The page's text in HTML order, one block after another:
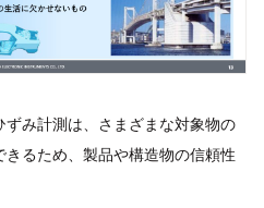
み計測は、さまざまな対象物の
るため、製品や構造物の信頼性